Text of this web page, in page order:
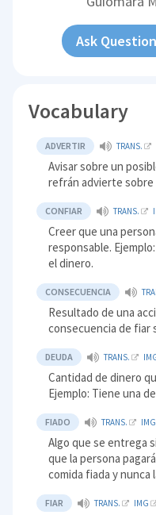
Ask Question
Vocabulary
ADVERTIR TRANS.
Avisar sobre un
refrán advierte
CONFIAR TRANS.
Creer que una
responsable.
el dinero.
CONSECUENCIA
Resultado de una
consecuencia de fiar
DEUDA TRANS.
Cantidad de dinero
Ejemplo: Tiene una
FIADO TRANS. IMG
Algo que se entrega
que la persona
comida fiada y nunca
FIAR TRANS. IMG